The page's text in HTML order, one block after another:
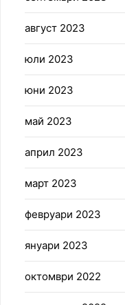
август 2023
юли 2023
юни 2023
май 2023
април 2023
март 2023
февруари 2023
януари 2023
октомври 2022